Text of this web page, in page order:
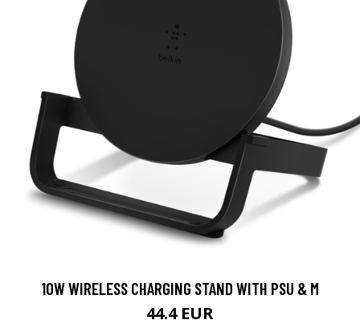
10W WIRELESS CHARGING STAND WITH PSU & M
44.4 EUR